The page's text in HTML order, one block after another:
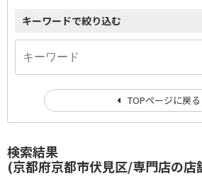
検索結果
(京都府京都市伏見区/専門店の店
キーワードで絞り込む
TOPページに戻る